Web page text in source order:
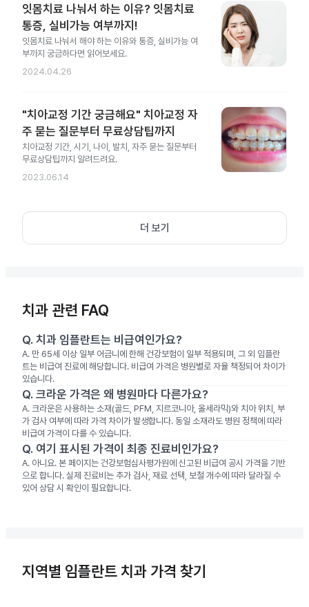
잇몸치료 나눠서 하는 이유? 잇몸치료
통증, 실비가능 여부까지!
잇몸치료 나눠서 해야 하는 이유와 통증, 실비가능 여
부까지 궁금하다면 읽어보세요.
2024.04.26
"치아교정 기간 궁금해요" 치아교정 자
주 묻는 질문부터 무료상담팁까지
치아교정 기간, 시기, 나이, 발치, 자주 묻는 질문부터
무료상담팁까지 알려드려요.
2023.06.14
더 보기
치과 관련 FAQ
Q. 치과 임플란트는 비급여인가요?
A. 만 65세 이상 일부 어금니에 한해 건강보험이 일부 적용되며, 그 외 임플란
트는 비급여 진료에 해당합니다. 비급여 가격은 병원별로 자율 책정되어 차이가
있습니다.
Q. 크라운 가격은 왜 병원마다 다른가요?
A. 크라운은 사용하는 소재(골드, PFM, 지르코니아, 올세라믹)와 치아 위치, 부
가 검사 여부에 따라 가격 차이가 발생합니다. 동일 소재라도 병원 정책에 따라
비급여 가격이 다를 수 있습니다.
Q. 여기 표시된 가격이 최종 진료비인가요?
A. 아니요. 본 페이지는 건강보험심사평가원에 신고된 비급여 공시 가격을 기반
으로 합니다. 실제 진료비는 추가 검사, 재료 선택, 보철 개수에 따라 달라질 수
있어 상담 시 확인이 필요합니다.
지역별 임플란트 치과 가격 찾기